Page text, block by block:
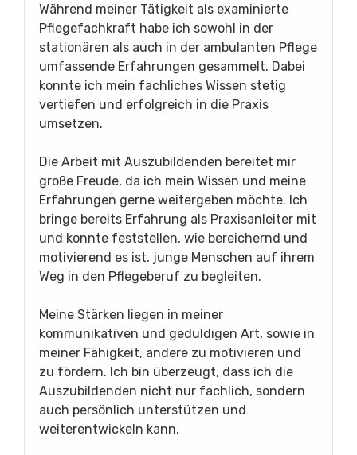
Während meiner Tätigkeit als examinierte
Pflegefachkraft habe ich sowohl in der
stationären als auch in der ambulanten Pflege
umfassende Erfahrungen gesammelt. Dabei
konnte ich mein fachliches Wissen stetig
vertiefen und erfolgreich in die Praxis
umsetzen.
Die Arbeit mit Auszubildenden bereitet mir
große Freude, da ich mein Wissen und meine
Erfahrungen gerne weitergeben möchte. Ich
bringe bereits Erfahrung als Praxisanleiter mit
und konnte feststellen, wie bereichernd und
motivierend es ist, junge Menschen auf ihrem
Weg in den Pflegeberuf zu begleiten.
Meine Stärken liegen in meiner
kommunikativen und geduldigen Art, sowie in
meiner Fähigkeit, andere zu motivieren und
zu fördern. Ich bin überzeugt, dass ich die
Auszubildenden nicht nur fachlich, sondern
auch persönlich unterstützen und
weiterentwickeln kann.